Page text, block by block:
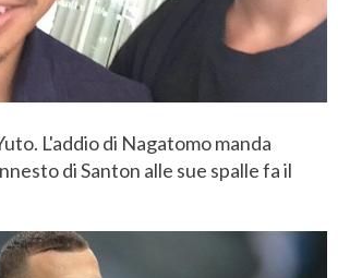
L'addio di Nagatomo manda
di Santon alle sue spalle fa il